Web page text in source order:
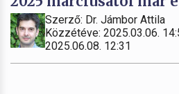
Szerző: Dr. Jámbor Attila
Közzétéve: 2025.03.06.
2025.06.08. 12:31